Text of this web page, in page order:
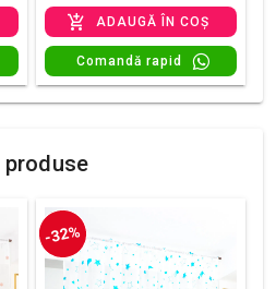
ADAUGĂ ÎN COȘ
Comandă rapid
produse
-32%